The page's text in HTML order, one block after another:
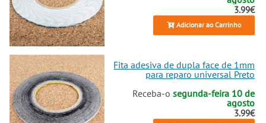
3.99€
Adicionar ao Carrinho
Fita adesiva de dupla face de 1mm
para reparo universal Preto
Receba-osegunda-feira 10 de
agosto
3.99€